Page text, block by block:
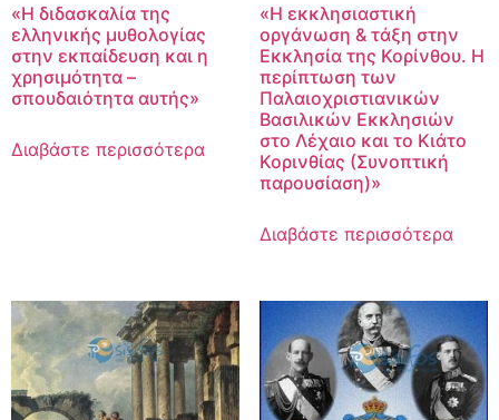
«Η διδασκαλία της
ελληνικής μυθολογίας
στην εκπαίδευση και η
χρησιμότητα –
σπουδαιότητα αυτής»
Διαβάστε περισσότερα
«Η εκκλησιαστική
οργάνωση & τάξη στην
Εκκλησία της Κορίνθου. Η
περίπτωση των
Παλαιοχριστιανικών
Βασιλικών Εκκλησιών
στο Λέχαιο και το Κιάτο
Κορινθίας (Συνοπτική
παρουσίαση)»
Διαβάστε περισσότερα